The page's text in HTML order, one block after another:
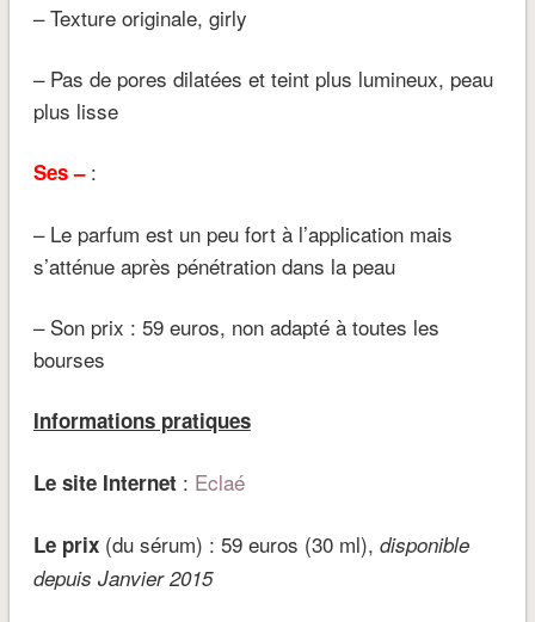
– Texture originale, girly
– Pas de pores dilatées et teint plus lumineux, peau
plus lisse
Ses –:
– Le parfum est un peu fort à l’application mais
s’atténue après pénétration dans la peau
– Son prix : 59 euros, non adapté à toutes les
bourses
Informations pratiques
Le site Internet : Eclaé
Le prix(du sérum) : 59 euros (30 ml), disponible
depuis Janvier 2015